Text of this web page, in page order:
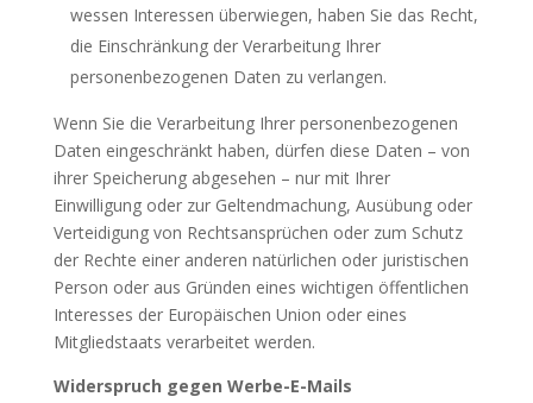
wessen Interessen überwiegen, haben Sie das Recht,
die Einschränkung der Verarbeitung Ihrer
personenbezogenen Daten zu verlangen.
Wenn Sie die Verarbeitung Ihrer personenbezogenen
Daten eingeschränkt haben, dürfen diese Daten – von
ihrer Speicherung abgesehen – nur mit Ihrer
Einwilligung oder zur Geltendmachung, Ausübung oder
Verteidigung von Rechtsansprüchen oder zum Schutz
der Rechte einer anderen natürlichen oder juristischen
Person oder aus Gründen eines wichtigen öffentlichen
Interesses der Europäischen Union oder eines
Mitgliedstaats verarbeitet werden.
Widerspruch gegen Werbe-E-Mails